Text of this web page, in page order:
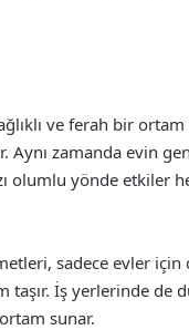
ve ferah bir
Aynı zamanda evin
olumlu yönde
sadece evler
İş yerlerinde de
sunar.